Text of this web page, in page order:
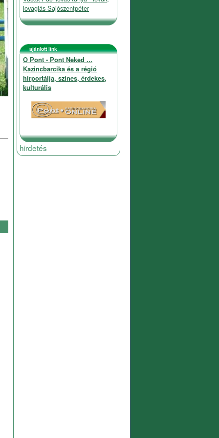
lovaglás Sajószentpéter
ajánlott link
O Pont - Pont Neked ...
Kazincbarcika és a régió
hírportálja, színes, érdekes,
kulturális
hirdetés